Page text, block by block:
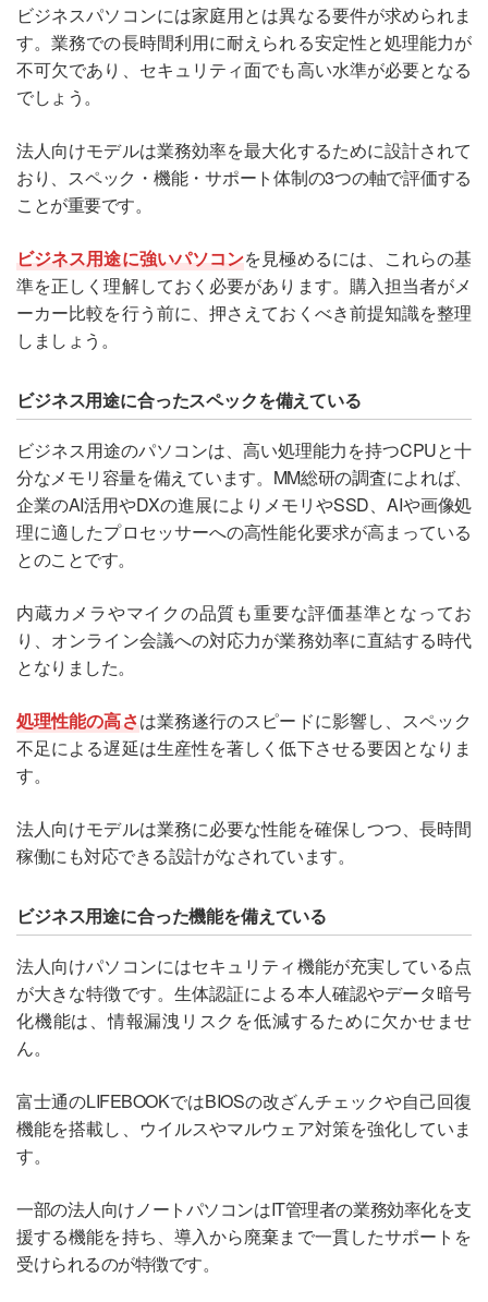
ビジネスパソコンには家庭用とは異なる要件が求められま
す。業務での長時間利用に耐えられる安定性と処理能力が
不可欠であり、セキュリティ面でも高い水準が必要となる
でしょう。
法人向けモデルは業務効率を最大化するために設計されて
おり、スペック・機能・サポート体制の3つの軸で評価する
ことが重要です。
ビジネス用途に強いパソコンを見極めるには、これらの基
準を正しく理解しておく必要があります。購入担当者がメ
ーカー比較を行う前に、押さえておくべき前提知識を整理
しましょう。
ビジネス用途に合ったスペックを備えている
ビジネス用途のパソコンは、高い処理能力を持つCPUと十
分なメモリ容量を備えています。MM総研の調査によれば、
企業のAI活用やDXの進展によりメモリやSSD、AIや画像処
理に適したプロセッサーへの高性能化要求が高まっている
とのことです。
内蔵カメラやマイクの品質も重要な評価基準となってお
り、オンライン会議への対応力が業務効率に直結する時代
となりました。
処理性能の高さは業務遂行のスピードに影響し、スペック
不足による遅延は生産性を著しく低下させる要因となりま
す。
法人向けモデルは業務に必要な性能を確保しつつ、長時間
稼働にも対応できる設計がなされています。
ビジネス用途に合った機能を備えている
法人向けパソコンにはセキュリティ機能が充実している点
が大きな特徴です。生体認証による本人確認やデータ暗号
化機能は、情報漏洩リスクを低減するために欠かせませ
ん。
富士通のLIFEBOOKではBIOSの改ざんチェックや自己回復
機能を搭載し、ウイルスやマルウェア対策を強化していま
す。
一部の法人向けノートパソコンはIT管理者の業務効率化を支
援する機能を持ち、導入から廃棄まで一貫したサポートを
受けられるのが特徴です。